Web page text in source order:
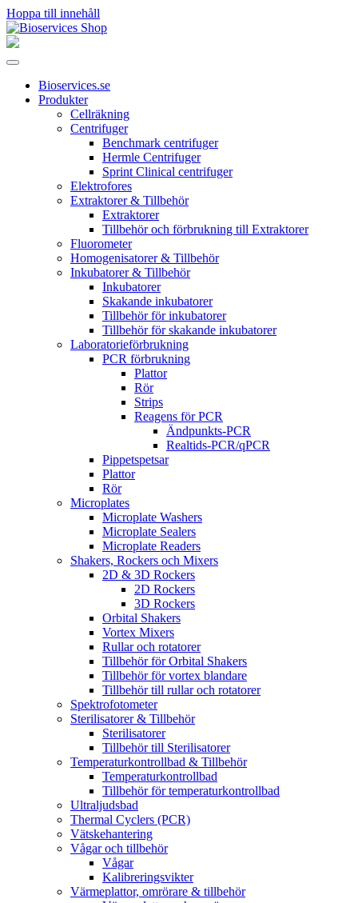
Hoppa till innehåll
Huvudnavigering
Bioservices.se
Produkter
Cellräkning
Centrifuger
Benchmark centrifuger
Hermle Centrifuger
Sprint Clinical centrifuger
Elektrofores
Extraktorer & Tillbehör
Extraktorer
Tillbehör och förbrukning till Extraktorer
Fluorometer
Homogenisatorer & Tillbehör
Inkubatorer & Tillbehör
Inkubatorer
Skakande inkubatorer
Tillbehör för inkubatorer
Tillbehör för skakande inkubatorer
Laboratorieförbrukning
PCR förbrukning
Plattor
Rör
Strips
Reagens för PCR
Ändpunkts-PCR
Realtids-PCR/qPCR
Pippetspetsar
Plattor
Rör
Microplates
Microplate Washers
Microplate Sealers
Microplate Readers
Shakers, Rockers och Mixers
2D & 3D Rockers
2D Rockers
3D Rockers
Orbital Shakers
Vortex Mixers
Rullar och rotatorer
Tillbehör för Orbital Shakers
Tillbehör för vortex blandare
Tillbehör till rullar och rotatorer
Spektrofotometer
Sterilisatorer & Tillbehör
Sterilisatorer
Tillbehör till Sterilisatorer
Temperaturkontrollbad & Tillbehör
Temperaturkontrollbad
Tillbehör för temperaturkontrollbad
Ultraljudsbad
Thermal Cyclers (PCR)
Vätskehantering
Vågar och tillbehör
Vågar
Kalibreringsvikter
Värmeplattor, omrörare & tillbehör